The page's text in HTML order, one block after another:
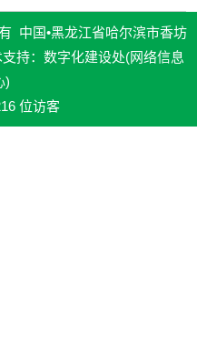
中国•黑龙江省哈尔滨市香坊
持：数字化建设处(网络信息
)
位访客